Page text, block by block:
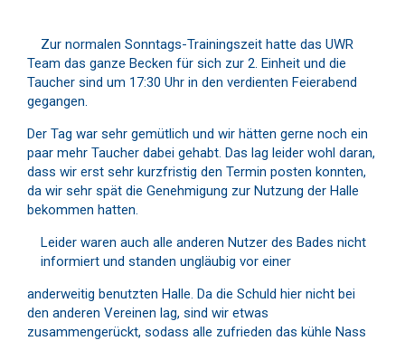
Zur normalen Sonntags-Trainingszeit hatte das UWR
Team das ganze Becken für sich zur 2. Einheit und die
Taucher sind um 17:30 Uhr in den verdienten Feierabend
gegangen.
Der Tag war sehr gemütlich und wir hätten gerne noch ein
paar mehr Taucher dabei gehabt. Das lag leider wohl daran,
dass wir erst sehr kurzfristig den Termin posten konnten,
da wir sehr spät die Genehmigung zur Nutzung der Halle
bekommen hatten.
Leider waren auch alle anderen Nutzer des Bades nicht
informiert und standen ungläubig vor einer
anderweitig benutzten Halle. Da die Schuld hier nicht bei
den anderen Vereinen lag, sind wir etwas
zusammengerückt, sodass alle zufrieden das kühle Nass